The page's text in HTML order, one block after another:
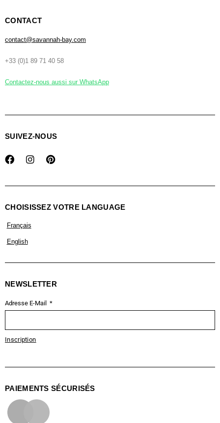
CONTACT
contact@savannah-bay.com
+33 (0)1 89 71 40 58
Contactez-nous aussi sur WhatsApp
SUIVEZ-NOUS
CHOISISSEZ VOTRE LANGUAGE
Français
English
NEWSLETTER
Adresse E-Mail
Inscription
PAIEMENTS SÉCURISÉS